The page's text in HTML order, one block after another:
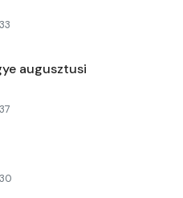
33
augusztusi
37
30